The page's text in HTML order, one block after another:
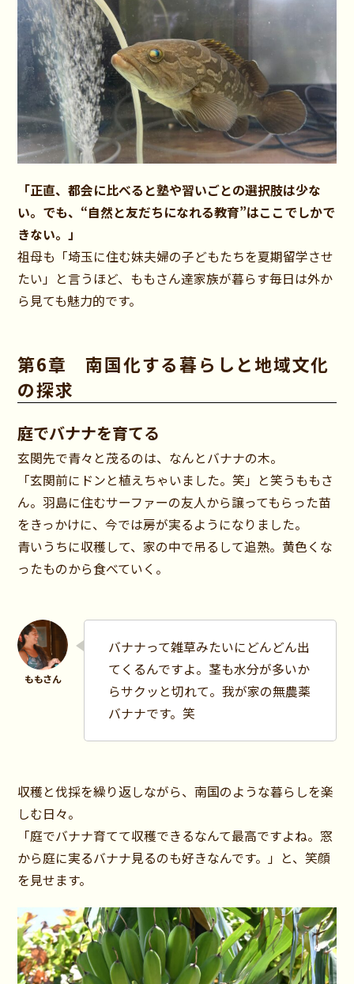
「正直、都会に比べると塾や習いごとの選択肢は少な
い。でも、“自然と友だちになれる教育”はここでしかで
きない。」
祖母も「埼玉に住む妹夫婦の子どもたちを夏期留学させ
たい」と言うほど、ももさん達家族が暮らす毎日は外か
ら見ても魅力的です。
第6章 南国化する暮らしと地域文化
の探求
庭でバナナを育てる
玄関先で青々と茂るのは、なんとバナナの木。
「玄関前にドンと植えちゃいました。笑」と笑うももさ
ん。羽島に住むサーファーの友人から譲ってもらった苗
をきっかけに、今では房が実るようになりました。
青いうちに収穫して、家の中で吊るして追熟。黄色くな
ったものから食べていく。
バナナって雑草みたいにどんどん出
てくるんですよ。茎も水分が多いか
らサクッと切れて。我が家の無農薬
バナナです。笑
収穫と伐採を繰り返しながら、南国のような暮らしを楽
しむ日々。
「庭でバナナ育てて収穫できるなんて最高ですよね。窓
から庭に実るバナナ見るのも好きなんです。」と、笑顔
を見せます。